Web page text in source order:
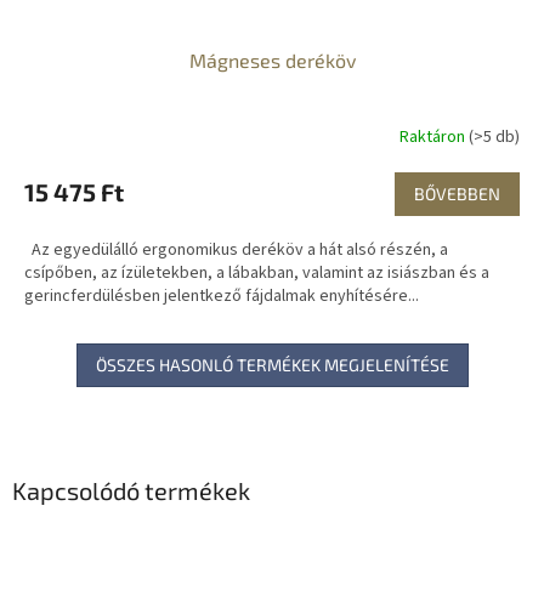
Kapcsolódó termékek
Mágneses deréköv
Raktáron (>5 db)
15 475 Ft BŐVEBBEN
Az egyedülálló ergonomikus deréköv a hát alsó részén, a
csípőben, az ízületekben, a lábakban, valamint az isiászban és a
gerincferdülésben jelentkező fájdalmak enyhítésére...
ÖSSZES HASONLÓ TERMÉKEK MEGJELENÍTÉSE